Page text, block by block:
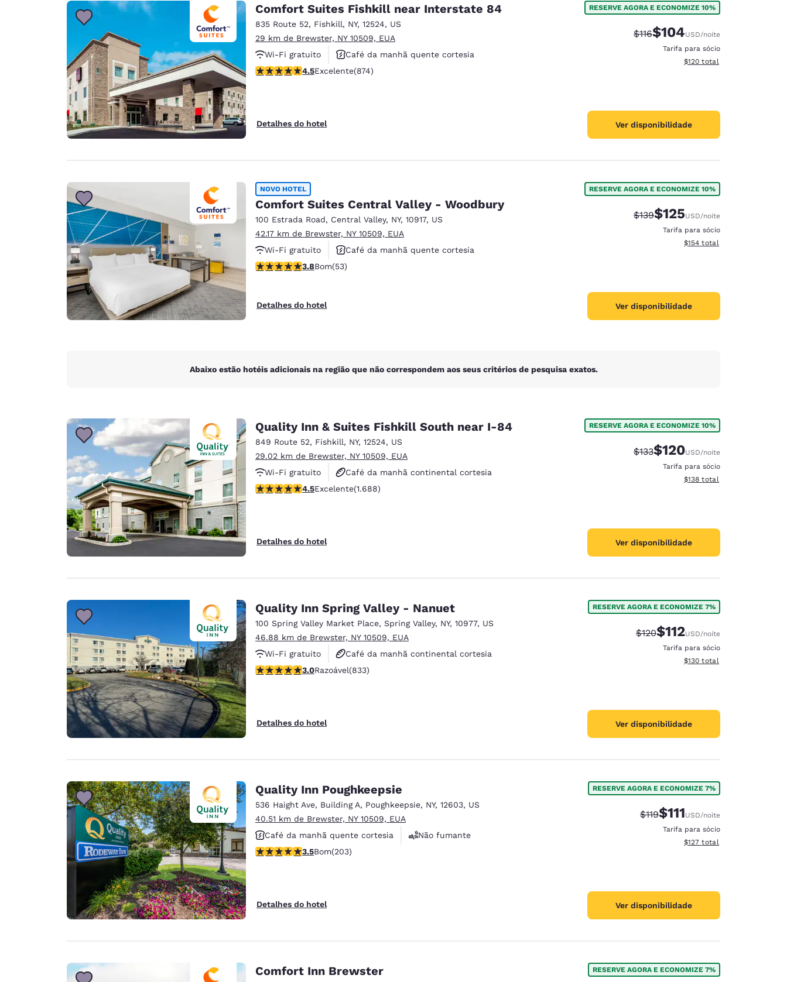
Français Español English
Europa
Deutschland
Deutsch
Germany
English
Spain
English
Ireland
Ásia-Pacífico
Australia
English
Comfort Suites Fishkill near Interstate 84
835 Route 52, Fishkill, NY, 12524, US
29 km de Brewster, NY 10509, EUA
Wi-Fi gratuito
Café da manhã quente cortesia
Não fumante
classificação 4.46 estrelas. Excelente. 874 avaliações
4.5Excelente(874)
Detalhes do hotel
RESERVE AGORA E ECONOMIZE 10%
Tarifa anterior “tachada”:
$116Tarifa com desconto:
$104USD/noite
Tarifa para sócio
Exibir detalhes do total
$120 total
Ver disponibilidade
NOVO HOTEL
Comfort Suites Central Valley - Woodbury
100 Estrada Road, Central Valley, NY, 10917, US
42.17 km de Brewster, NY 10509, EUA
Wi-Fi gratuito
Café da manhã quente cortesia
Não fumante
classificação 3.79 estrelas. Bom. 53 avaliações
3.8Bom(53)
Detalhes do hotel
RESERVE AGORA E ECONOMIZE 10%
Tarifa anterior “tachada”:
$139Tarifa com desconto:
$125USD/noite
Tarifa para sócio
Exibir detalhes do total
$154 total
Ver disponibilidade
Abaixo estão hotéis adicionais na região que não correspondem aos seus critérios de pesquisa exatos.
Quality Inn & Suites Fishkill South near I-84
849 Route 52, Fishkill, NY, 12524, US
29.02 km de Brewster, NY 10509, EUA
Wi-Fi gratuito
Café da manhã continental cortesia
Não fumante
classificação 4.47 estrelas. Excelente. 1688 avaliações
4.5Excelente(1.688)
Detalhes do hotel
RESERVE AGORA E ECONOMIZE 10%
Tarifa anterior “tachada”:
$133Tarifa com desconto:
$120USD/noite
Tarifa para sócio
Exibir detalhes do total
$138 total
Ver disponibilidade
Quality Inn Spring Valley - Nanuet
100 Spring Valley Market Place, Spring Valley, NY, 10977, US
46.88 km de Brewster, NY 10509, EUA
Wi-Fi gratuito
Café da manhã continental cortesia
Não fumante
classificação 3 estrelas. Razoável. 833 avaliações
3.0Razoável(833)
Detalhes do hotel
RESERVE AGORA E ECONOMIZE 7%
Tarifa anterior “tachada”:
$120Tarifa com desconto:
$112USD/noite
Tarifa para sócio
Exibir detalhes do total
$130 total
Ver disponibilidade
Quality Inn Poughkeepsie
536 Haight Ave, Building A, Poughkeepsie, NY, 12603, US
40.51 km de Brewster, NY 10509, EUA
Café da manhã quente cortesia
Não fumante
Academia de ginástica
classificação 3.45 estrelas. Bom. 203 avaliações
3.5Bom(203)
Detalhes do hotel
RESERVE AGORA E ECONOMIZE 7%
Tarifa anterior “tachada”:
$119Tarifa com desconto:
$111USD/noite
Tarifa para sócio
Exibir detalhes do total
$127 total
Ver disponibilidade
Comfort Inn Brewster RESERVE AGORA E ECONOMIZE 7%